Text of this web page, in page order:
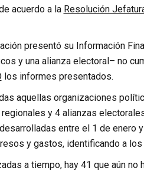
acuerdo a la Resolución
presentó su Información
y una alianza electoral– no
los informes presentados.
aquellas organizaciones
y 4 alianzas
entre el 1 de enero
y gastos, identificando a
a tiempo, hay 41 que aún